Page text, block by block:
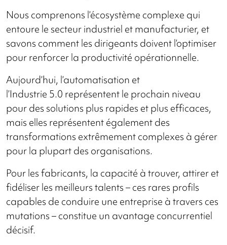
Nous comprenons l’écosystème complexe qui
entoure le secteur industriel et manufacturier, et
savons comment les dirigeants doivent l’optimiser
pour renforcer la productivité opérationnelle.
Aujourd’hui, l’automatisation et
l’Industrie 5.0 représentent le prochain niveau
pour des solutions plus rapides et plus efficaces,
mais elles représentent également des
transformations extrêmement complexes à gérer
pour la plupart des organisations.
Pour les fabricants, la capacité à trouver, attirer et
fidéliser les meilleurs talents – ces rares profils
capables de conduire une entreprise à travers ces
mutations – constitue un avantage concurrentiel
décisif.